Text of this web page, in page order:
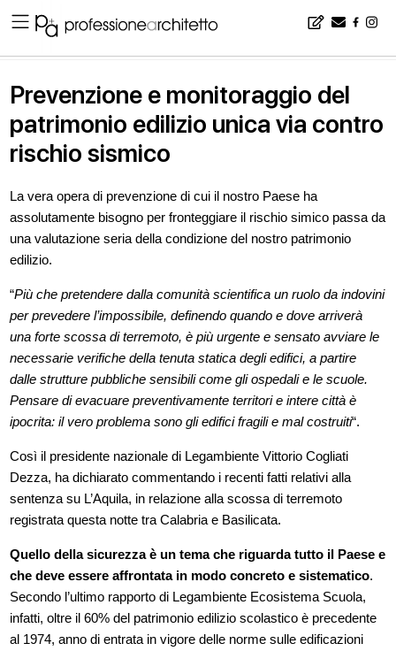
Prevenzione e monitoraggio del
patrimonio edilizio unica via contro
rischio sismico
La vera opera di prevenzione di cui il nostro Paese ha
assolutamente bisogno per fronteggiare il rischio simico passa da
una valutazione seria della condizione del nostro patrimonio
edilizio.
“Più che pretendere dalla comunità scientifica un ruolo da indovini
per prevedere l’impossibile, definendo quando e dove arriverà
una forte scossa di terremoto, è più urgente e sensato avviare le
necessarie verifiche della tenuta statica degli edifici, a partire
dalle strutture pubbliche sensibili come gli ospedali e le scuole.
Pensare di evacuare preventivamente territori e intere città è
ipocrita: il vero problema sono gli edifici fragili e mal costruiti“.
Così il presidente nazionale di Legambiente Vittorio Cogliati
Dezza, ha dichiarato commentando i recenti fatti relativi alla
sentenza su L’Aquila, in relazione alla scossa di terremoto
registrata questa notte tra Calabria e Basilicata.
Quello della sicurezza è un tema che riguarda tutto il Paese e
che deve essere affrontata in modo concreto e sistematico.
Secondo l’ultimo rapporto di Legambiente Ecosistema Scuola,
infatti, oltre il 60% del patrimonio edilizio scolastico è precedente
al 1974, anno di entrata in vigore delle norme sulle edificazioni